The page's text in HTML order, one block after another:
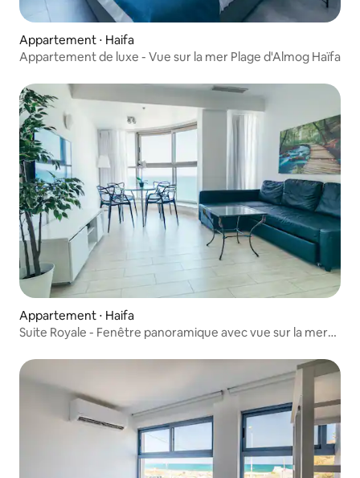
Appartement ⋅ Haifa
Appartement de luxe - Vue sur la mer Plage d'Almog Haïfa
Appartement ⋅ Haifa
Suite Royale - Fenêtre panoramique avec vue sur la mer